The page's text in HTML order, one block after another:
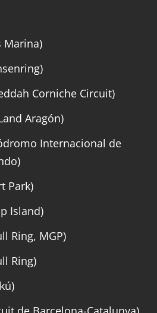
Marina)
Corniche Circuit)
Aragón)
Internacional de
Park)
Island)
Ring, MGP)
Ring)